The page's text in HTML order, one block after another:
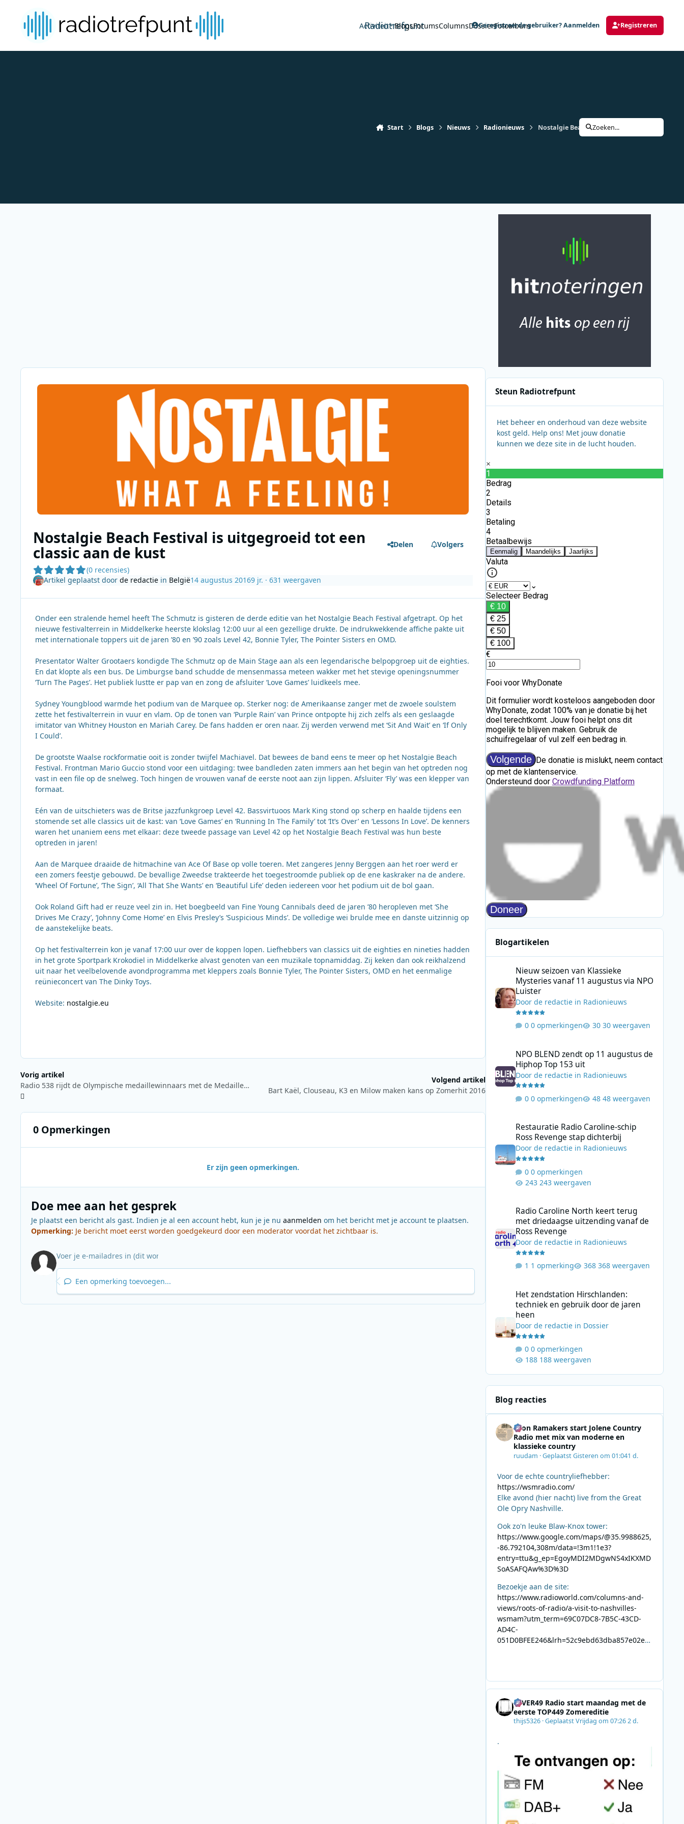
Radiotrefpunt
Activiteit BlogsForumsColumnsDossierFotoalbum
Geregistreerde gebruiker? Aanmelden Registreren
Start Blogs Nieuws Radionieuws Nostalgie Beach Festival is uitgegroeid tot
Zoeken...
Nostalgie Beach Festival is uitgegroeid tot een
classic aan de kust
(0 recensies)
Delen Volgers
Artikel geplaatst door de redactiein België14 augustus 20169 jr. · 631 weergaven
Onder een stralende hemel heeft The Schmutz is gisteren de derde editie van het Nostalgie Beach Festival afgetrapt. Op het
nieuwe festivalterrein in Middelkerke heerste klokslag 12:00 uur al een gezellige drukte. De indrukwekkende affiche pakte uit
met internationale toppers uit de jaren ’80 en ’90 zoals Level 42, Bonnie Tyler, The Pointer Sisters en OMD.
Presentator Walter Grootaers kondigde The Schmutz op de Main Stage aan als een legendarische belpopgroep uit de eighties.
En dat klopte als een bus. De Limburgse band schudde de mensenmassa meteen wakker met het stevige openingsnummer
‘Turn The Pages’. Het publiek lustte er pap van en zong de afsluiter ‘Love Games’ luidkeels mee.
Sydney Youngblood warmde het podium van de Marquee op. Sterker nog: de Amerikaanse zanger met de zwoele soulstem
zette het festivalterrein in vuur en vlam. Op de tonen van ‘Purple Rain’ van Prince ontpopte hij zich zelfs als een geslaagde
imitator van Whitney Houston en Mariah Carey. De fans hadden er oren naar. Zij werden verwend met ‘Sit And Wait’ en ‘If Only
I Could’.
De grootste Waalse rockformatie ooit is zonder twijfel Machiavel. Dat bewees de band eens te meer op het Nostalgie Beach
Festival. Frontman Mario Guccio stond voor een uitdaging: twee bandleden zaten immers aan het begin van het optreden nog
vast in een file op de snelweg. Toch hingen de vrouwen vanaf de eerste noot aan zijn lippen. Afsluiter ‘Fly’ was een klepper van
formaat.
Eén van de uitschieters was de Britse jazzfunkgroep Level 42. Bassvirtuoos Mark King stond op scherp en haalde tijdens een
stomende set alle classics uit de kast: van ‘Love Games’ en ‘Running In The Family’ tot ‘It’s Over’ en ‘Lessons In Love’. De kenners
waren het unaniem eens met elkaar: deze tweede passage van Level 42 op het Nostalgie Beach Festival was hun beste
optreden in jaren!
Aan de Marquee draaide de hitmachine van Ace Of Base op volle toeren. Met zangeres Jenny Berggen aan het roer werd er
een zomers feestje gebouwd. De bevallige Zweedse trakteerde het toegestroomde publiek op de ene kaskraker na de andere.
‘Wheel Of Fortune’, ‘The Sign’, ‘All That She Wants’ en ‘Beautiful Life’ deden iedereen voor het podium uit de bol gaan.
Ook Roland Gift had er reuze veel zin in. Het boegbeeld van Fine Young Cannibals deed de jaren ’80 heropleven met ‘She
Drives Me Crazy’, ‘Johnny Come Home’ en Elvis Presley’s ‘Suspicious Minds’. De volledige wei brulde mee en danste uitzinnig op
de aanstekelijke beats.
Op het festivalterrein kon je vanaf 17:00 uur over de koppen lopen. Liefhebbers van classics uit de eighties en nineties hadden
in het grote Sportpark Krokodiel in Middelkerke alvast genoten van een muzikale topnamiddag. Zij keken dan ook reikhalzend
uit naar het veelbelovende avondprogramma met kleppers zoals Bonnie Tyler, The Pointer Sisters, OMD en het eenmalige
reünieconcert van The Dinky Toys.
Website: nostalgie.eu
Vorig artikel
Radio 538 rijdt de Olympische medaillewinnaars met de MedailleTaxi
Volgend artikel
Bart Kaël, Clouseau, K3 en Milow maken kans op Zomerhit 2016
0 Opmerkingen
Er zijn geen opmerkingen.
Doe mee aan het gesprek
Je plaatst een bericht als gast. Indien je al een account hebt, kun je je nu aanmelden om het bericht met je account te plaatsen.
Opmerking: Je bericht moet eerst worden goedgekeurd door een moderator voordat het zichtbaar is.
Een opmerking toevoegen...
Steun Radiotrefpunt
Het beheer en onderhoud van deze website
kost geld. Help ons! Met jouw donatie
kunnen we deze site in de lucht houden.
Blogartikelen
Nieuw seizoen van Klassieke
Mysteries vanaf 11 augustus via NPO
Luister
Door de redactiein Radionieuws
0 opmerkingen 30 weergaven
NPO BLEND zendt op 11 augustus de
Hiphop Top 153 uit
Door de redactiein Radionieuws
0 opmerkingen 48 weergaven
Restauratie Radio Caroline-schip Ross Revenge stap
Restauratie Radio Caroline-schip
Ross Revenge stap dichterbij
Door de redactiein Radionieuws
0 opmerkingen
243 weergaven
Radio Caroline North keert terug
met driedaagse uitzending vanaf de
Ross Revenge
Door de redactiein Radionieuws
1 opmerking 368 weergaven
Het zendstation Hirschlanden:
techniek en gebruik door de jaren
heen
Door de redactiein Dossier
0 opmerkingen
188 weergaven
Blog reacties
Leon Ramakers start Jolene Country
Radio met mix van moderne en
klassieke country
ruudam ·GeplaatstGisteren om 01:041 d.
Voor de echte countryliefhebber:
https://wsmradio.com/
Elke avond (hier nacht) live from the Great
Ole Opry Nashville.
Ook zo'n leuke Blaw-Knox tower:
https://www.google.com/maps/@35.9988625,
-86.792104,308m/data=!3m1!1e3?
entry=ttu&g_ep=EgoyMDI2MDgwNS4xIKXMD
SoASAFQAw%3D%3D
Bezoekje aan de site:
https://www.radioworld.com/columns-and-
views/roots-of-radio/a-visit-to-nashvilles-
wsmam?utm_term=69C07DC8-7B5C-43CD-
AD4C-
051D0BFEE246&lrh=52c9ebd63dba857e02ec
AB2831C8A639&utm_medium=email&utm_co
8F09201A140D&utm_source=SmartBrief
4EVER49 Radio start maandag met de
eerste TOP449 Zomereditie
thijs5326·GeplaatstVrijdag om 07:262 d.
.